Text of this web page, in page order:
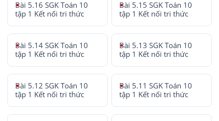
Bài 5.16 SGK Toán 10
tập 1 Kết nối tri thức
Bài 5.15 SGK Toán 10
tập 1 Kết nối tri thức
Bài 5.14 SGK Toán 10
tập 1 Kết nối tri thức
Bài 5.13 SGK Toán 10
tập 1 Kết nối tri thức
Bài 5.12 SGK Toán 10
tập 1 Kết nối tri thức
Bài 5.11 SGK Toán 10
tập 1 Kết nối tri thức